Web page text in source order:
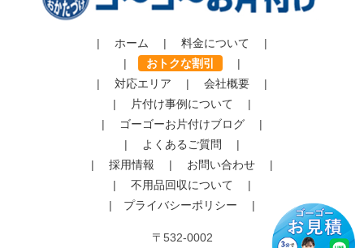
| ホーム | 料金について
|
|
おトクな割引
|
|
対応エリア | 会社概要
|
|
片付け事例について
|
|
ゴーゴーお片付けブログ
|
|
よくあるご質問
|
|
採用情報 | お問い合わせ
|
|
不用品回収について
|
|
プライバシーポリシー |
〒532-0002